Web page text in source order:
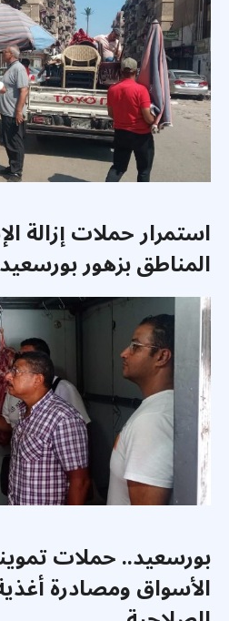
استمرار حملات إزالة
المناطق بزهور
بورسعيد.. حملات
الأسواق ومصادرة